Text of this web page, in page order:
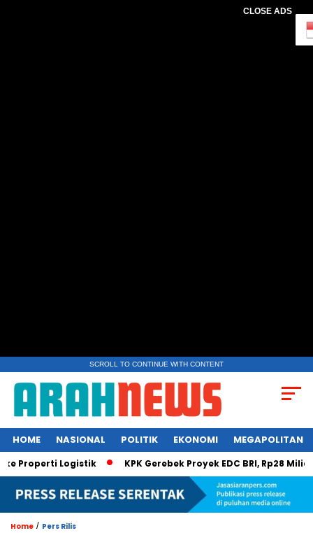
CLOSE ADS
SCROLL TO CONTINUE WITH CONTENT
HOME NASIONAL POLITIK EKONOMI MEGAPOLITAN
Logistik KPK Gerebek Proyek EDC BRI, Rp28 Miliar
Home / Pers Rilis